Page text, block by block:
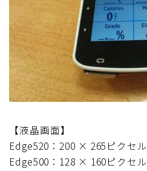
【液晶画面】
Edge520：200 × 265ピクセル
Edge500：128 × 160ピクセル